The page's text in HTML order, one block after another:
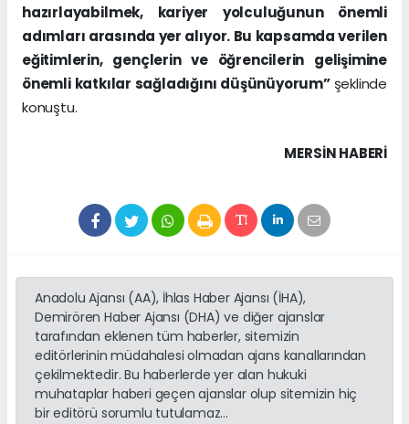
hazırlayabilmek, kariyer yolculuğunun önemli
adımları arasında yer alıyor. Bu kapsamda verilen
eğitimlerin, gençlerin ve öğrencilerin gelişimine
önemli katkılar sağladığını düşünüyorum” şeklinde
konuştu.
MERSIN HABERİ
Anadolu Ajansı (AA), İhlas Haber Ajansı (İHA),
Demirören Haber Ajansı (DHA) ve diğer ajanslar
tarafından eklenen tüm haberler, sitemizin
editörlerinin müdahalesi olmadan ajans kanallarından
çekilmektedir. Bu haberlerde yer alan hukuki
muhataplar haberi geçen ajanslar olup sitemizin hiç
bir editörü sorumlu tutulamaz...